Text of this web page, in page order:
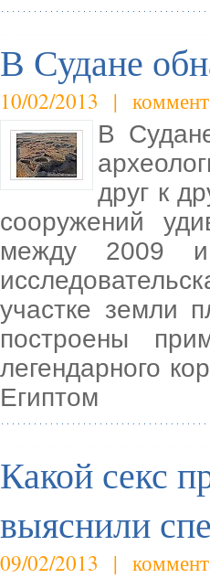
В Судане
10/02/2013 |
В
друг к
сооружений
между 2009
участке земли
построены
легендарного
Египтом
Какой секс
выяснили
09/02/2013 |